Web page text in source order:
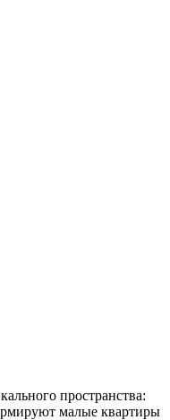
пространства:
малые квартиры